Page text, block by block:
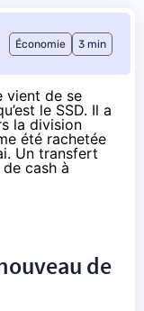
Économie 3 min
vient de se
le SSD. Il a
la division
été rachetée
Un transfert
cash à
de